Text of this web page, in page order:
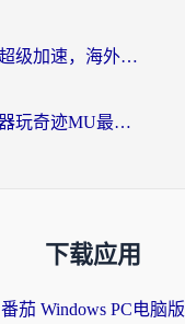
非人学园加速器超级加速，海外玩家重返国服的通行证
国外用什么加速器玩奇迹MU最好？2026海外玩家国服游戏加速全攻略
下载应用
番茄 Windows PC电脑版